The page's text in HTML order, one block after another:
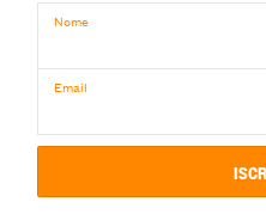
Nome
Email